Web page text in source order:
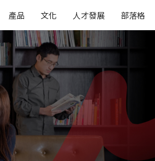
產品 文化 人才發展 部落格